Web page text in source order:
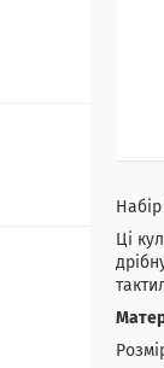
Ці